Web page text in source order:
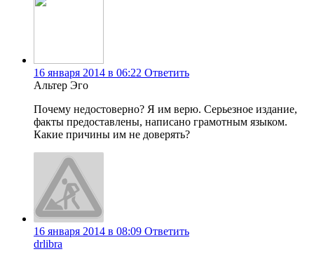
16 января 2014 в 06:22 Ответить
Альтер Эго
Почему недостоверно? Я им верю. Серьезное издание,
факты предоставлены, написано грамотным языком.
Какие причины им не доверять?
16 января 2014 в 08:09 Ответить
drlibra